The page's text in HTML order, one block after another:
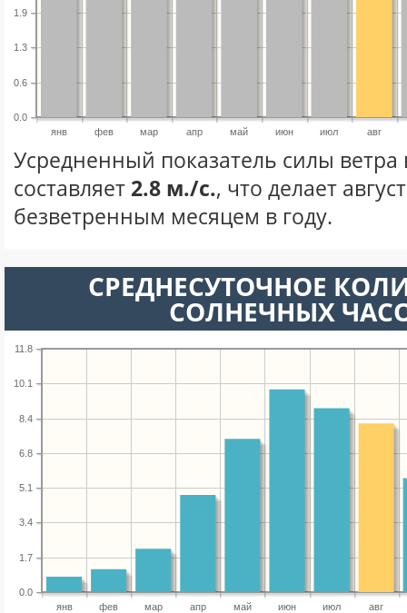
янв фев мар апр май июн июл авг
0.0
0.6
1.3
1.9
Усредненный показатель силы ветра
составляет 2.8 м./с., что делает
безветренным месяцем в году.
СРЕДНЕСУТОЧНОЕ
СОЛНЕЧНЫХ
янв фев мар апр май июн июл авг
0.0
1.7
3.4
5.1
6.8
8.4
10.1
11.8